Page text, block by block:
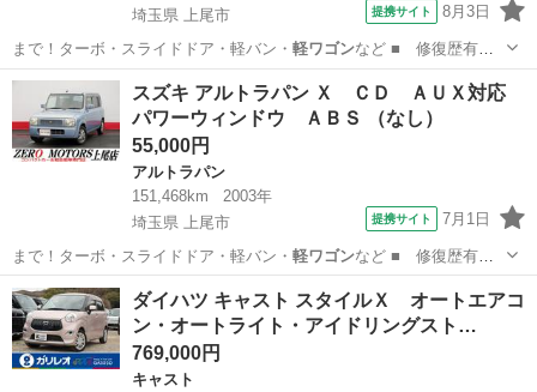
埼玉県 上尾市
提携サイト 8月3日
まで！ターボ・スライドドア・軽バン・ 軽ワゴンなど ■ 修復歴有
無： なし ■ 年…
埼玉 上尾市 ミラ
スズキ アルトラパン Ｘ ＣＤ ＡＵＸ対応
パワーウィンドウ ＡＢＳ （なし）
55,000円
アルトラパン
151,468km
2003年
埼玉県 上尾市
提携サイト 7月1日
まで！ターボ・スライドドア・軽バン・ 軽ワゴンなど ■ 修復歴有
無： あり ■ 年…
埼玉 上尾市 アルトラパン
ダイハツ キャスト スタイルＸ オートエアコ
ン・オートライト・アイドリングスト…
769,000円
キャスト